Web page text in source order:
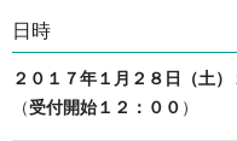
日時
２０１７年１月２８日（土
（受付開始１２：００ ）